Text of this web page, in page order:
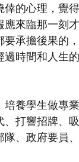
的心理，覺
來臨那一刻
承擔後果的
時間和人生
養學生做專
打響招牌、
、政府要員